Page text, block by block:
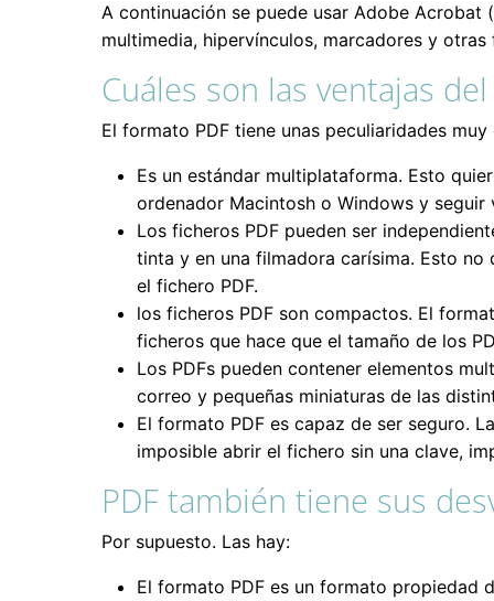
A continuación se puede usar Adobe Acrobat
multimedia, hipervínculos, marcadores y otras
Cuáles son las ventajas del
El formato PDF tiene unas peculiaridades muy
Es un estándar multiplataforma. Esto
ordenador Macintosh o Windows y
Los ficheros PDF pueden ser
tinta y en una filmadora carísima. Esto
el fichero PDF.
los ficheros PDF son compactos. El
ficheros que hace que el tamaño de los
Los PDFs pueden contener elementos
correo y pequeñas miniaturas de las
El formato PDF es capaz de ser seguro.
imposible abrir el fichero sin una clave,
PDF también tiene sus
Por supuesto. Las hay:
El formato PDF es un formato propiedad